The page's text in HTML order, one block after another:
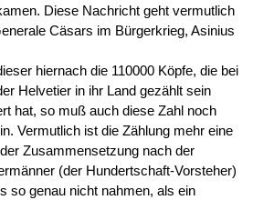
Diese Nachricht geht vermutlich
Cäsars im Bürgerkrieg, Asinius
hiernach die 110000 Köpfe, die bei
Helvetier in ihr Land gezählt sein
hat, so muß auch diese Zahl noch
Vermutlich ist die Zählung mehr eine
Zusammensetzung nach der
(der Hundertschaft-Vorsteher)
so genau nicht nahmen, als ein